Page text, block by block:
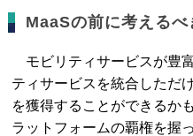
MaaSの前に考えるべ
モビリティサービスが豊
ティサービスを統合しただ
を獲得することができるか
ラットフォームの覇権を握